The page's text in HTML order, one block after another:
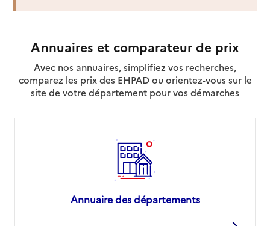
Annuaires et comparateur de prix
Avec nos annuaires, simplifiez vos recherches,
comparez les prix des EHPAD ou orientez-vous sur le
site de votre département pour vos démarches
Annuaire des départements